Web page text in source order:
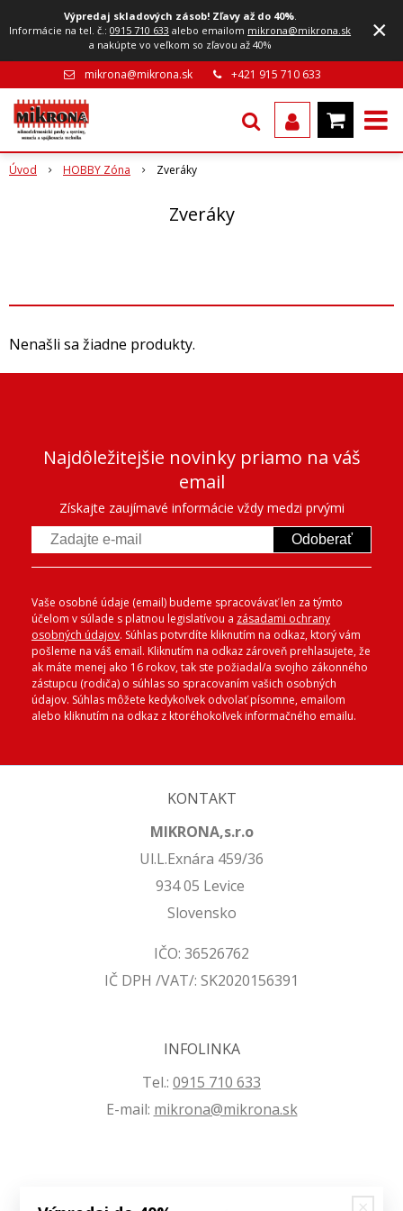
Výpredaj skladových zásob! Zľavy až do 40%.
Informácie na tel. č.:0915 710 633 alebo emailom mikrona@mikrona.sk
a nakúpte vo veľkom so zľavou až 40%
×
mikrona@mikrona.sk +421 915 710 633
Úvod HOBBY Zóna Zveráky
Zveráky
Nenašli sa žiadne produkty.
Najdôležitejšie novinky priamo na váš
email
Získajte zaujímavé informácie vždy medzi prvými
Odoberať
Vaše osobné údaje (email) budeme spracovávať len za týmto
účelom v súlade s platnou legislatívou a zásadami ochrany
osobných údajov. Súhlas potvrdíte kliknutím na odkaz, ktorý vám
pošleme na váš email. Kliknutím na odkaz zároveň prehlasujete, že
ak máte menej ako 16 rokov, tak ste požiadal/a svojho zákonného
zástupcu (rodiča) o súhlas so spracovaním vašich osobných
údajov. Súhlas môžete kedykoľvek odvolať písomne, emailom
alebo kliknutím na odkaz z ktoréhokoľvek informačného emailu.
KONTAKT
MIKRONA,s.r.o
Ul.L.Exnára 459/36
934 05 Levice
Slovensko
IČO: 36526762
IČ DPH /VAT/: SK2020156391
INFOLINKA
Tel.: 0915 710 633
E-mail: mikrona@mikrona.sk